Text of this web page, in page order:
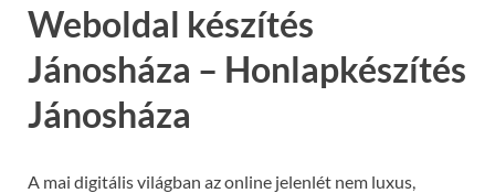
Weboldal készítés
Jánosháza – Honlapkészítés
Jánosháza
A mai digitális világban az online jelenlét nem luxus,